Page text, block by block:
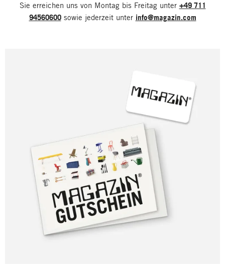
Sie erreichen uns von Montag bis Freitag unter +49 711
94560600sowie jederzeit unter info@magazin.com